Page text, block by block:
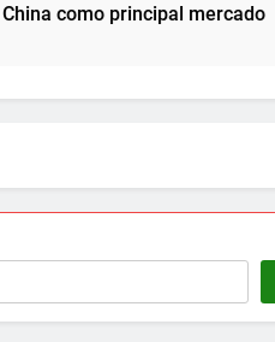
mercado